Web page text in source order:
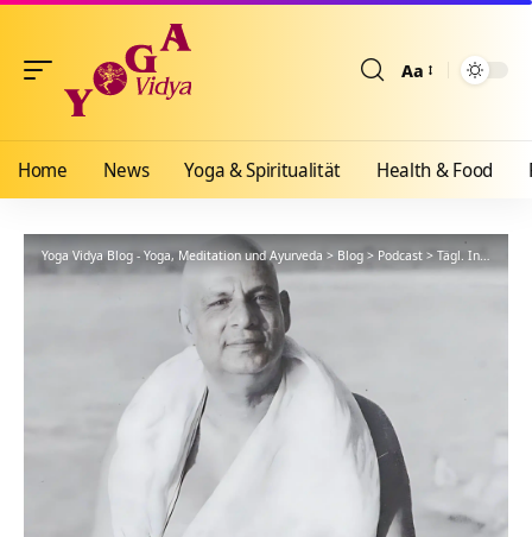
Aa
Home News Yoga & Spiritualität Health & Food
Yoga Vidya Blog - Yoga, Meditation und Ayurveda > Blog > Podcast > Tägl. Inspiration